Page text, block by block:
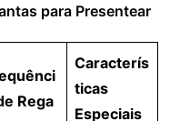
para Presentear
Rega
Caracterís
ticas
Especiais